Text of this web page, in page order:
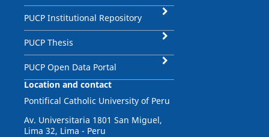
PUCP Institutional Repository
PUCP Thesis
PUCP Open Data Portal
Location and contact
Pontifical Catholic University of Peru
Av. Universitaria 1801 San Miguel,
Lima 32, Lima - Peru